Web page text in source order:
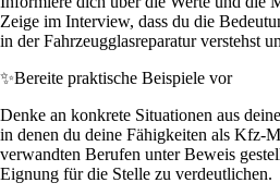
Zeige im Interview, dass du die
in der Fahrzeugglasreparatur verstehst
✨Bereite praktische Beispiele vor
Denke an konkrete Situationen aus
in denen du deine Fähigkeiten als Kfz-
verwandten Berufen unter Beweis
Eignung für die Stelle zu verdeutlichen.